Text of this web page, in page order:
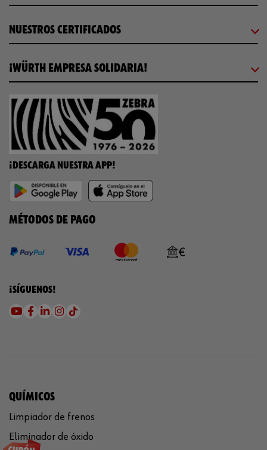
NUESTROS CERTIFICADOS
¡WÜRTH EMPRESA SOLIDARIA!
¡DESCARGA NUESTRA APP!
MÉTODOS DE PAGO
¡SÍGUENOS!
QUÍMICOS
Limpiador de frenos
Eliminador de óxido